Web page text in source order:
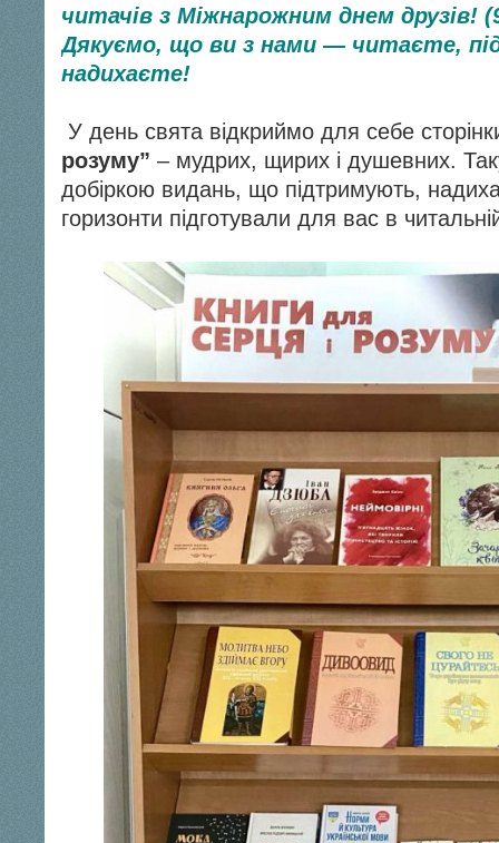
читачів з Міжнарожним днем друзів!
Дякуємо, що ви з нами — читаєте,
надихаєте!
У день свята відкриймо для себе
розуму” – мудрих, щирих і душевних.
добіркою видань, що підтримують,
горизонти підготували для вас в